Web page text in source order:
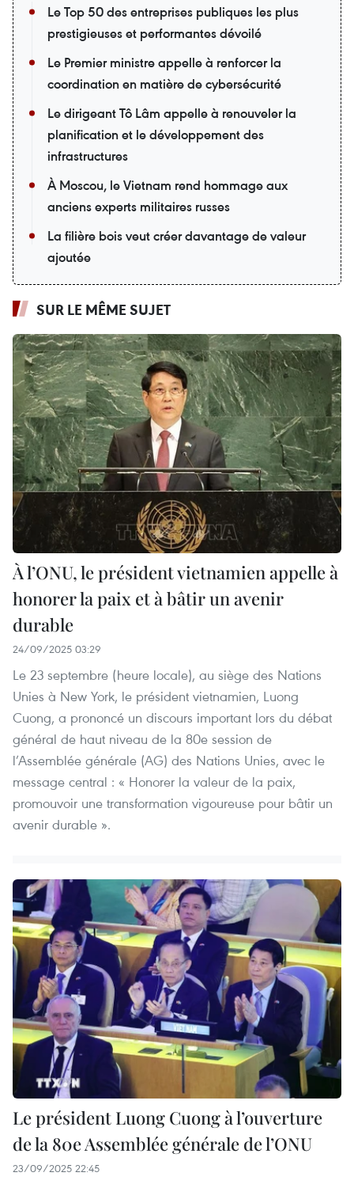
Le Top 50 des entreprises publiques les plus
prestigieuses et performantes dévoilé
Le Premier ministre appelle à renforcer la
coordination en matière de cybersécurité
Le dirigeant Tô Lâm appelle à renouveler la
planification et le développement des
infrastructures
À Moscou, le Vietnam rend hommage aux
anciens experts militaires russes
La filière bois veut créer davantage de valeur
ajoutée
SUR LE MÊME SUJET
À l’ONU, le président vietnamien appelle à
honorer la paix et à bâtir un avenir
durable
24/09/2025 03:29
Le 23 septembre (heure locale), au siège des Nations
Unies à New York, le président vietnamien, Luong
Cuong, a prononcé un discours important lors du débat
général de haut niveau de la 80e session de
l’Assemblée générale (AG) des Nations Unies, avec le
message central : « Honorer la valeur de la paix,
promouvoir une transformation vigoureuse pour bâtir un
avenir durable ».
Le président Luong Cuong à l’ouverture
de la 80e Assemblée générale de l’ONU
23/09/2025 22:45